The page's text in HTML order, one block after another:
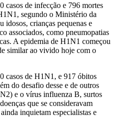
casos de infecção e 796 mortes
segundo o Ministério da
idosos, crianças pequenas e
associados, como pneumopatias
A epidemia de H1N1 começou
similar ao vivido hoje com o
casos de H1N1, e 917 óbitos
do desafio desse e de outros
e o vírus influenza B, surtos
que se consideravam
inquietam especialistas e